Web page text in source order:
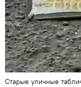
Старые уличные